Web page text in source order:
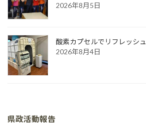
2026年8月5日
酸素カプセルでリフレッシュ
2026年8月4日
県政活動報告